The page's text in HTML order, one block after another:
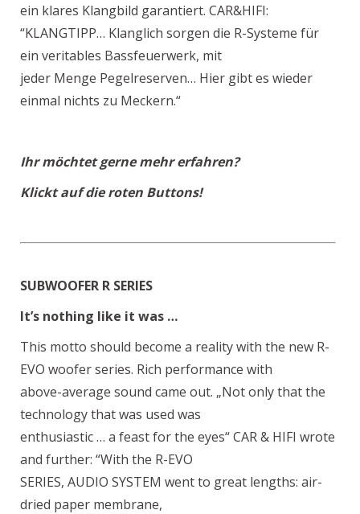
ein klares Klangbild garantiert. CAR&HIFI:
“KLANGTIPP… Klanglich sorgen die R-Systeme für
ein veritables Bassfeuerwerk, mit
jeder Menge Pegelreserven… Hier gibt es wieder
einmal nichts zu Meckern.“
Ihr möchtet gerne mehr erfahren?
Klickt auf die roten Buttons!
SUBWOOFER R SERIES
It’s nothing like it was …
This motto should become a reality with the new R-
EVO woofer series. Rich performance with
above-average sound came out. „Not only that the
technology that was used was
enthusiastic … a feast for the eyes“ CAR & HIFI wrote
and further: “With the R-EVO
SERIES, AUDIO SYSTEM went to great lengths: air-
dried paper membrane,